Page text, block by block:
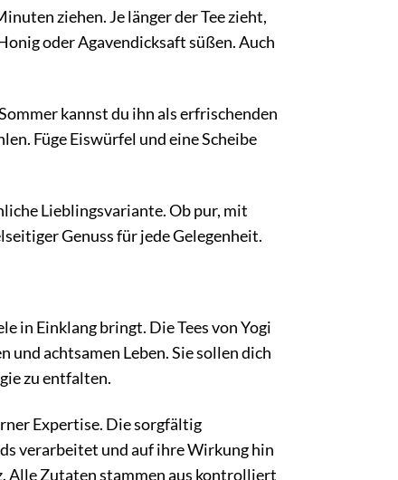
ziehen. Je länger der Tee zieht,
oder Agavendicksaft süßen. Auch
kannst du ihn als erfrischenden
Füge Eiswürfel und eine Scheibe
Lieblingsvariante. Ob pur, mit
Genuss für jede Gelegenheit.
in Einklang bringt. Die Tees von Yogi
und achtsamen Leben. Sie sollen dich
zu entfalten.
Expertise. Die sorgfältig
verarbeitet und auf ihre Wirkung hin
Alle Zutaten stammen aus kontrolliert